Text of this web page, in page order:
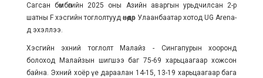
Сагсан бөмбөгийн 2025 оны Азийн аваргын урьдчилсан 2-р
шатны F хэсгийн тоглолтууд өнөөдөр Улаанбаатар хотод UG Arena-
д эхэллээ.
Хэсгийн эхний тоглолт Малайз - Сингапурын хооронд
болоход Малайзын шигшээ баг 75-69 харьцаагаар хожсон
байна. Эхний хоёр үе дараалан 14-15, 13-19 харьцаагаар бага